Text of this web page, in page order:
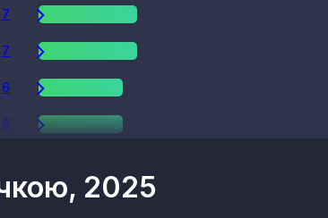
7
7
6
6
5 2025